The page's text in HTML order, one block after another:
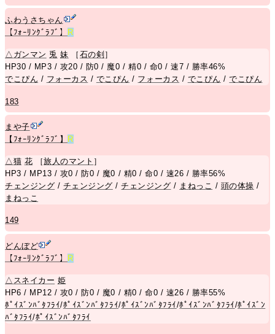
ふわうさちゃん
【ﾌｫｰﾘﾝｸﾞﾗﾌﾞ】
R
△ ガンマン 兎 妹 ［ 石の剣 ］
HP30 / MP3 / 攻20 / 防0 / 魔0 / 精0 / 命0 / 速7 / 勝率46%
でこぴん / フォーカス / でこぴん / フォーカス / でこぴん /でこぴん
183
まや子
【ﾌｫｰﾘﾝｸﾞﾗﾌﾞ】
R
△猫 花 ［旅人のマント ］
HP3 / MP13 / 攻0 / 防0 / 魔0 / 精0 / 命0 / 速26 / 勝率56%
チェンジング / チェンジング /チェンジング / まねっこ / 頭の体操 /
まねっこ
149
どんぼど
【ﾌｫｰﾘﾝｸﾞﾗﾌﾞ】
R
△ スネイカー 姫
HP6 / MP12 / 攻0 / 防0 / 魔0 / 精0 / 命0 / 速26 / 勝率55%
ﾎﾟｲｽﾞﾝﾊﾞﾀﾌﾗｲ/ﾎﾟｲｽﾞﾝﾊﾞﾀﾌﾗｲ/ﾎﾟｲｽﾞﾝﾊﾞﾀﾌﾗｲ/ﾎﾟｲｽﾞﾝﾊﾞﾀﾌﾗｲ/ﾎﾟｲｽﾞﾝ
ﾊﾞﾀﾌﾗｲ/ﾎﾟｲｽﾞﾝﾊﾞﾀﾌﾗｲ